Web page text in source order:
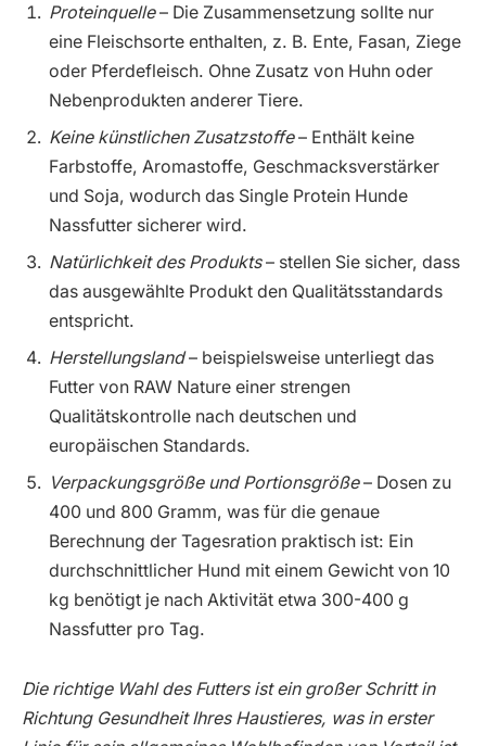
Proteinquelle– Die Zusammensetzung sollte nur
eine Fleischsorte enthalten, z. B. Ente, Fasan, Ziege
oder Pferdefleisch. Ohne Zusatz von Huhn oder
Nebenprodukten anderer Tiere.
Keine künstlichen Zusatzstoffe– Enthält keine
Farbstoffe, Aromastoffe, Geschmacksverstärker
und Soja, wodurch das Single Protein Hunde
Nassfutter sicherer wird.
Natürlichkeit des Produkts– stellen Sie sicher, dass
das ausgewählte Produkt den Qualitätsstandards
entspricht.
Herstellungsland– beispielsweise unterliegt das
Futter von RAW Nature einer strengen
Qualitätskontrolle nach deutschen und
europäischen Standards.
Verpackungsgröße und Portionsgröße– Dosen zu
400 und 800 Gramm, was für die genaue
Berechnung der Tagesration praktisch ist: Ein
durchschnittlicher Hund mit einem Gewicht von 10
kg benötigt je nach Aktivität etwa 300-400 g
Nassfutter pro Tag.
Die richtige Wahl des Futters ist ein großer Schritt in
Richtung Gesundheit Ihres Haustieres, was in erster